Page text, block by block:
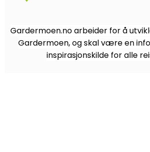
Gardermoen.no arbeider for å
Gardermoen, og skal være en
inspirasjonskilde for alle